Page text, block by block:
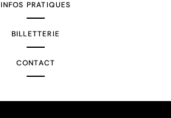
INFOS PRATIQUES
BILLETTERIE
CONTACT